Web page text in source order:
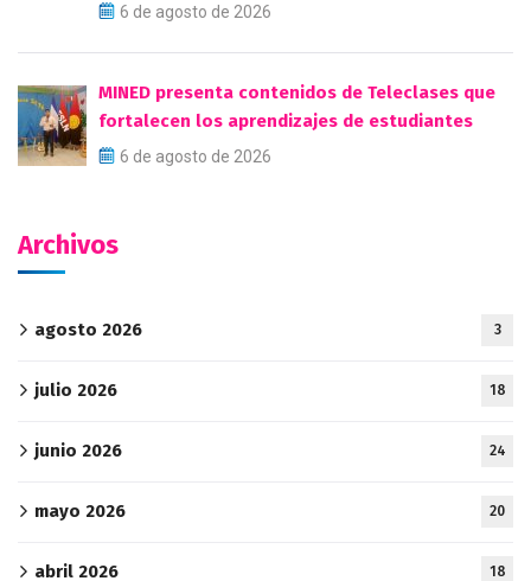
6 de agosto de 2026
MINED presenta contenidos de Teleclases que
fortalecen los aprendizajes de estudiantes
6 de agosto de 2026
Archivos
agosto 2026 3
julio 2026 18
junio 2026 24
mayo 2026 20
abril 2026 18